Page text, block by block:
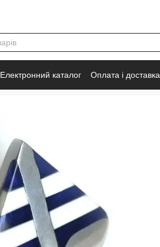
Електронний каталог Оплата і доставка